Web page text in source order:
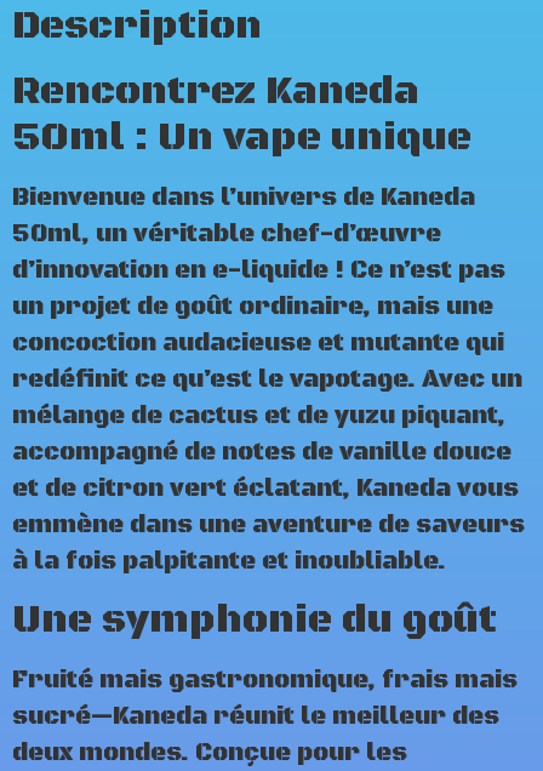
Description
Rencontrez Kaneda
50ml : Un vape unique
Bienvenue dans l’univers de Kaneda
50ml, un véritable chef-d’œuvre
d’innovation en e-liquide ! Ce n’est pas
un projet de goût ordinaire, mais une
concoction audacieuse et mutante qui
redéfinit ce qu’est le vapotage. Avec un
mélange de cactus et de yuzu piquant,
accompagné de notes de vanille douce
et de citron vert éclatant, Kaneda vous
emmène dans une aventure de saveurs
à la fois palpitante et inoubliable.
Une symphonie du goût
Fruité mais gastronomique, frais mais
sucré—Kaneda réunit le meilleur des
deux mondes. Conçue pour les